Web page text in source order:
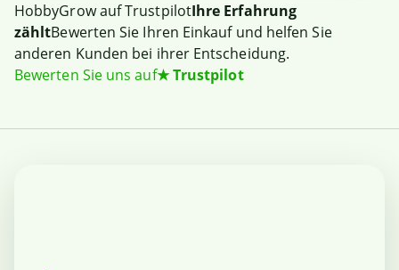
HobbyGrow auf TrustpilotIhre Erfahrung
zähltBewerten Sie Ihren Einkauf und helfen Sie
anderen Kunden bei ihrer Entscheidung.
Bewerten Sie uns auf★Trustpilot